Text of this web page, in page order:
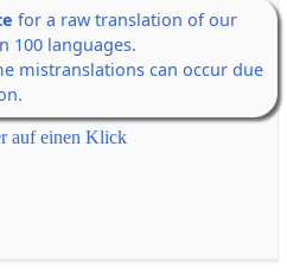
for a raw translation of our
100 languages.
mistranslations can occur due
auf einen Klick